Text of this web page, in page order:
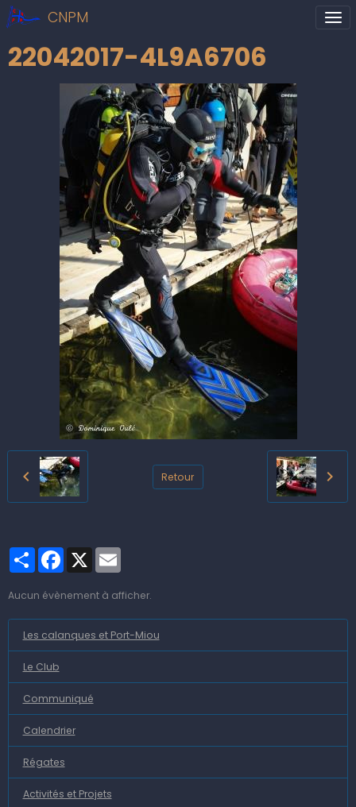
CNPM
22042017-4L9A6706
Retour
PartagerFacebook
X
Aucun évènement à afficher.
Les calanques et Port-Miou
Le Club
Communiqué
Calendrier
Régates
Activités et Projets